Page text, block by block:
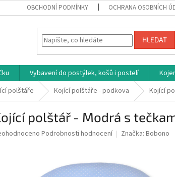
OBCHODNÍ PODMÍNKY OCHRANA OSOBNÍCH
HLEDAT
Vybavení do postýlek, košů i postelí
polštáře Kojící polštáře - podkova Kojící
polštář - Modrá s
Podrobnosti hodnocení Značka: Bobono